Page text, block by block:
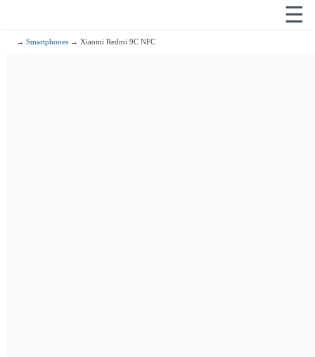
☰
→Smartphones → Xiaomi Redmi 9C NFC